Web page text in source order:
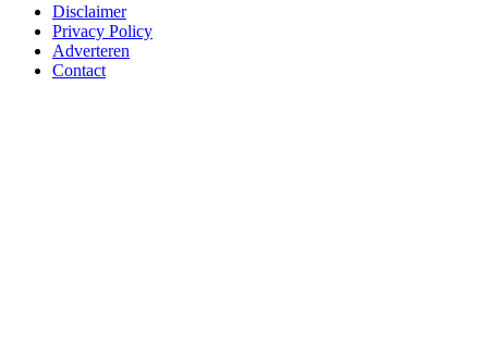
Disclaimer
Privacy Policy
Adverteren
Contact